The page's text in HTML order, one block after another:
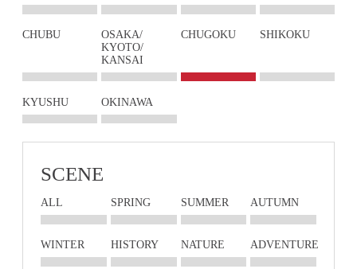
CHUBU
OSAKA/
KYOTO/
KANSAI
CHUGOKU SHIKOKU
KYUSHU OKINAWA
SCENE
ALL SPRING SUMMER AUTUMN
WINTER HISTORY NATURE ADVENTURE